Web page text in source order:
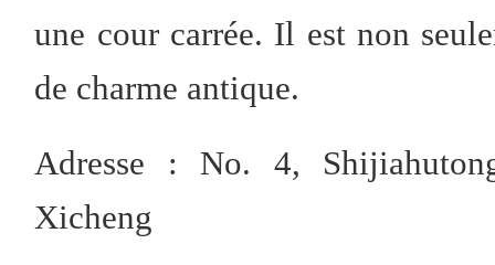
une cour carrée. Il est non
de charme antique.
Adresse : No. 4,
Xicheng